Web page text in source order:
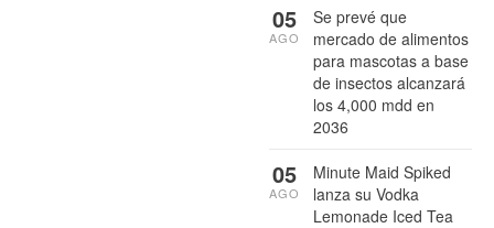
Se prevé que
mercado de alimentos
para mascotas a base
de insectos alcanzará
los 4,000 mdd en
2036
05
AGO
Minute Maid Spiked
lanza su Vodka
Lemonade Iced Tea
05
AGO